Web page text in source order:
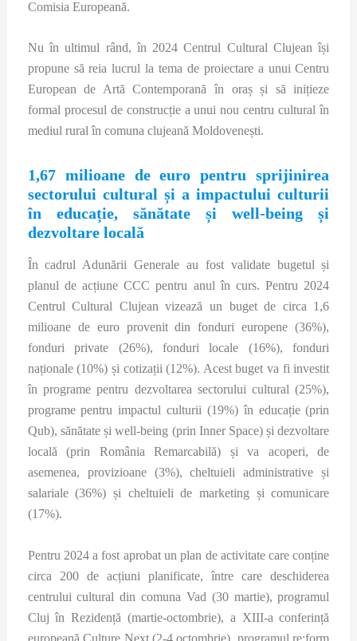
Comisia Europeană.
Nu în ultimul rând, în 2024 Centrul Cultural Clujean își
propune să reia lucrul la tema de proiectare a unui Centru
European de Artă Contemporană în oraș și să inițieze
formal procesul de construcție a unui nou centru cultural în
mediul rural în comuna clujeană Moldovenești.
1,67 milioane de euro pentru sprijinirea
sectorului cultural și a impactului culturii
în educație, sănătate și well-being și
dezvoltare locală
În cadrul Adunării Generale au fost validate bugetul și
planul de acțiune CCC pentru anul în curs. Pentru 2024
Centrul Cultural Clujean vizează un buget de circa 1,6
milioane de euro provenit din fonduri europene (36%),
fonduri private (26%), fonduri locale (16%), fonduri
naționale (10%) și cotizații (12%). Acest buget va fi investit
în programe pentru dezvoltarea sectorului cultural (25%),
programe pentru impactul culturii (19%) în educație (prin
Qub), sănătate și well-being (prin Inner Space) și dezvoltare
locală (prin România Remarcabilă) și va acoperi, de
asemenea, provizioane (3%), cheltuieli administrative și
salariale (36%) și cheltuieli de marketing și comunicare
(17%).
Pentru 2024 a fost aprobat un plan de activitate care conține
circa 200 de acțiuni planificate, între care deschiderea
centrului cultural din comuna Vad (30 martie), programul
Cluj în Rezidență (martie-octombrie), a XIII-a conferință
europeană Culture Next (2-4 octombrie), programul re:form